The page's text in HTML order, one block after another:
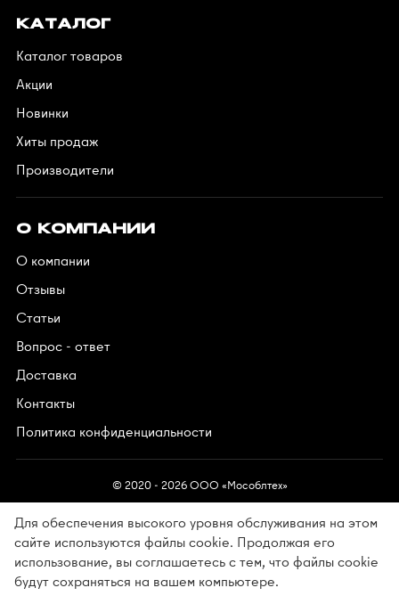
КАТАЛОГ
Каталог товаров
Акции
Новинки
Хиты продаж
Производители
О КОМПАНИИ
О компании
Отзывы
Статьи
Вопрос - ответ
Доставка
Контакты
Политика конфиденциальности
© 2020 - 2026 OOO «Мособлтех»
Разработано в АйПи5
Для обеспечения высокого уровня обслуживания на этом
сайте используются файлы cookie. Продолжая его
использование, вы соглашаетесь с тем, что файлы cookie
будут сохраняться на вашем компьютере.